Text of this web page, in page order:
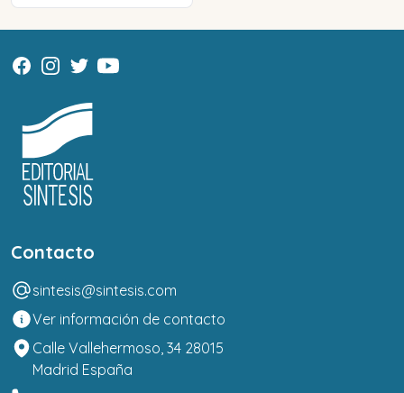
Contacto
sintesis@sintesis.com
Ver información de contacto
Calle Vallehermoso, 34 28015
Madrid España